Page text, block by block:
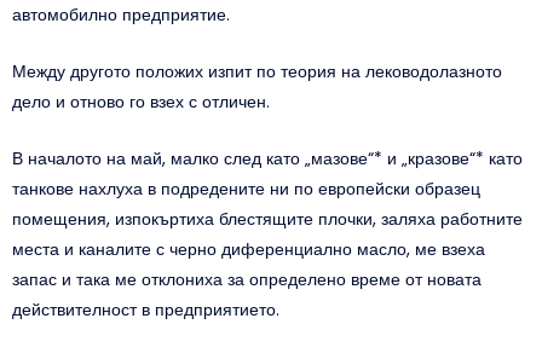
автомобилно предприятие.
Между другото положих изпит по теория на леководолазното
дело и отново го взех с отличен.
В началото на май, малко след като „мазове“* и „кразове“* като
танкове нахлуха в подредените ни по европейски образец
помещения, изпокъртиха блестящите плочки, заляха работните
места и каналите с черно диференциално масло, ме взеха
запас и така ме отклониха за определено време от новата
действителност в предприятието.